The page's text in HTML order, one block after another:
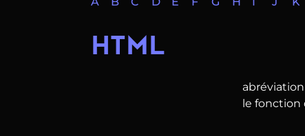
HTML
le fonction